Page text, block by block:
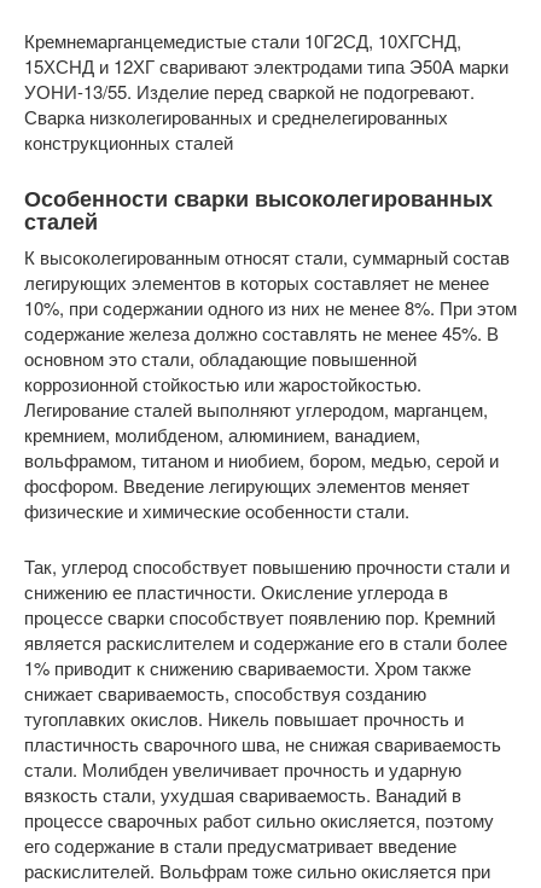
Кремнемарганцемедистые стали 10Г2СД, 10ХГСНД,
15ХСНД и 12ХГ сваривают электродами типа Э50А марки
УОНИ-13/55. Изделие перед сваркой не подогревают.
Сварка низколегированных и среднелегированных
конструкционных сталей
Особенности сварки высоколегированных
сталей
К высоколегированным относят стали, суммарный состав
легирующих элементов в которых составляет не менее
10%, при содержании одного из них не менее 8%. При этом
содержание железа должно составлять не менее 45%. В
основном это стали, обладающие повышенной
коррозионной стойкостью или жаростойкостью.
Легирование сталей выполняют углеродом, марганцем,
кремнием, молибденом, алюминием, ванадием,
вольфрамом, титаном и ниобием, бором, медью, серой и
фосфором. Введение легирующих элементов меняет
физические и химические особенности стали.
Так, углерод способствует повышению прочности стали и
снижению ее пластичности. Окисление углерода в
процессе сварки способствует появлению пор. Кремний
является раскислителем и содержание его в стали более
1% приводит к снижению свариваемости. Хром также
снижает свариваемость, способствуя созданию
тугоплавких окислов. Никель повышает прочность и
пластичность сварочного шва, не снижая свариваемость
стали. Молибден увеличивает прочность и ударную
вязкость стали, ухудшая свариваемость. Ванадий в
процессе сварочных работ сильно окисляется, поэтому
его содержание в стали предусматривает введение
раскислителей. Вольфрам тоже сильно окисляется при